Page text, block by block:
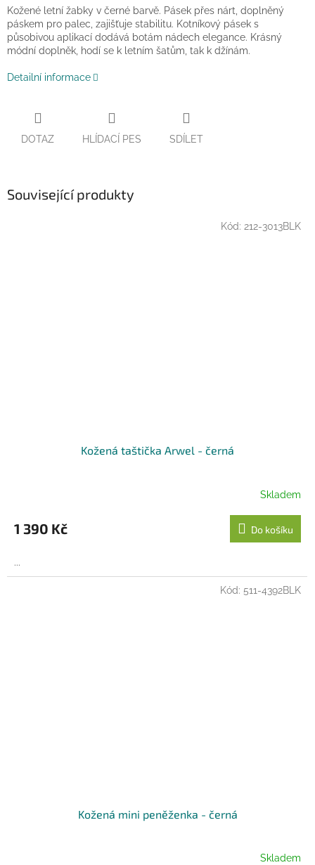
Kožené letní žabky v černé barvě. Pásek přes nárt, doplněný
páskem pro palec, zajišťuje stabilitu. Kotníkový pásek s
působivou aplikací dodává botám nádech elegance. Krásný
módní doplněk, hodí se k letním šatům, tak k džínám.
Detailní informace
DOTAZ HLÍDACÍ PES SDÍLET
Související produkty
Kožená taštička Arwel - černá
Skladem
1 390 Kč Do košíku
...
Kód: 212-3013BLK
Kožená mini peněženka - černá
Skladem
Kód: 511-4392BLK